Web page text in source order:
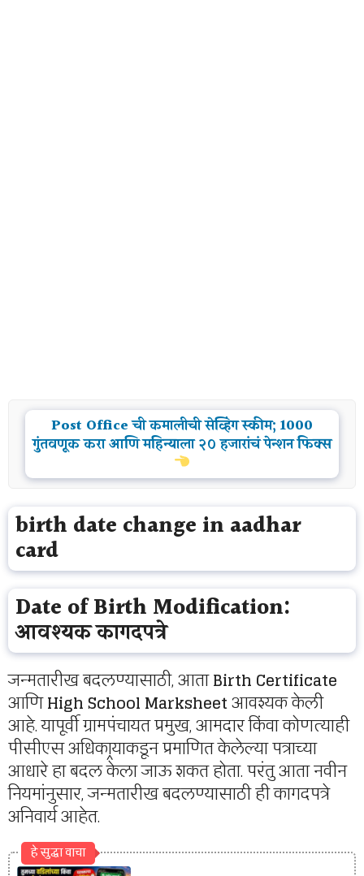
Post Office ची कमालीची सेव्हिंग स्कीम; 1000
गुंतवणूक करा आणि महिन्याला २० हजारांचं पेन्शन फिक्स
birth date change in aadhar
card
Date of Birth Modification:
आवश्यक कागदपत्रे
जन्मतारीख बदलण्यासाठी, आताBirth Certificate
आणिHigh School Marksheetआवश्यक केली
आहे. यापूर्वी ग्रामपंचायत प्रमुख, आमदार किंवा कोणत्याही
पीसीएस अधिकार्‍याकडून प्रमाणित केलेल्या पत्राच्या
आधारे हा बदल केला जाऊ शकत होता. परंतु आता नवीन
नियमांनुसार, जन्मतारीख बदलण्यासाठी ही कागदपत्रे
अनिवार्य आहेत.
हे सुद्धा वाचा